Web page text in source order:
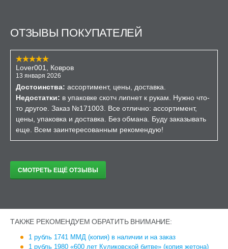
ОТЗЫВЫ ПОКУПАТЕЛЕЙ
Lover001, Ковров
13 января 2026
Достоинства: ассортимент, цены, доставка.
Недостатки: в упаковке скотч липнет к рукам. Нужно что-
то другое. Заказ №171003. Все отлично: ассортимент,
цены, упаковка и доставка. Без обмана. Буду заказывать
еще. Всем заинтересованным рекомендую!
СМОТРЕТЬ ЕЩЁ ОТЗЫВЫ
ТАКЖЕ РЕКОМЕНДУЕМ ОБРАТИТЬ ВНИМАНИЕ:
1 рубль 1741 ММД (копия) в наличии и на заказ
1 рубль 1980 «600 лет Куликовской битве» (копия жетона)